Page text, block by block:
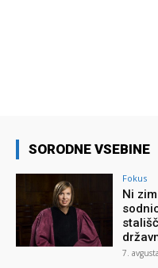
SORODNE VSEBINE
Fokus
Ni
7.